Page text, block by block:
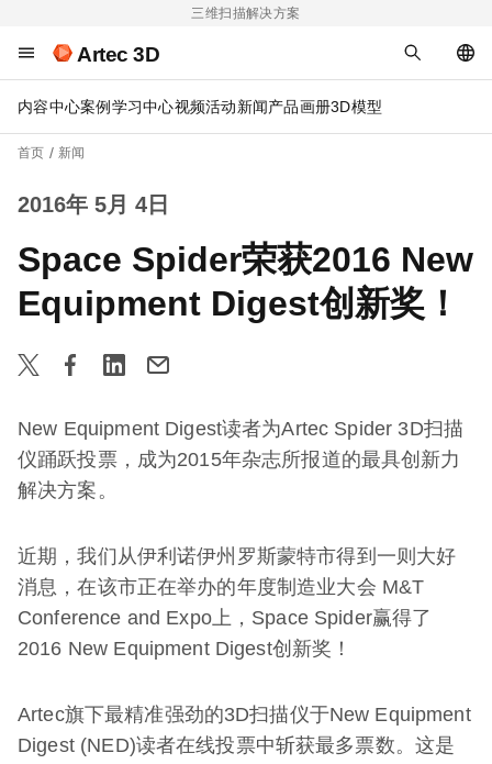
三维扫描解决方案
Artec 3D
内容中心案例 学习中心视频活动新闻产品画册3D模型
首页 新闻
2016年 5月 4日
Space Spider荣获2016 New
Equipment Digest创新奖！
New Equipment Digest读者为Artec Spider 3D扫描
仪踊跃投票，成为2015年杂志所报道的最具创新力
解决方案。
近期，我们从伊利诺伊州罗斯蒙特市得到一则大好
消息，在该市正在举办的年度制造业大会 M&T
Conference and Expo上，Space Spider赢得了
2016 New Equipment Digest创新奖！
Artec旗下最精准强劲的3D扫描仪于New Equipment
Digest (NED)读者在线投票中斩获最多票数。这是